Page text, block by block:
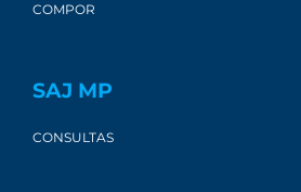
COMPOR
SAJ MP
CONSULTAS